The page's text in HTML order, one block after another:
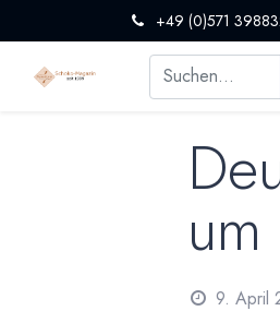
+49 (0)571
9. April